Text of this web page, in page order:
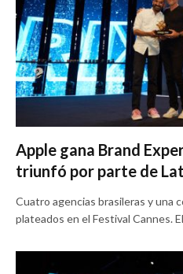
Apple gana Brand
triunfó por parte de
Cuatro agencias brasileras y una
plateados en el Festival Cannes.